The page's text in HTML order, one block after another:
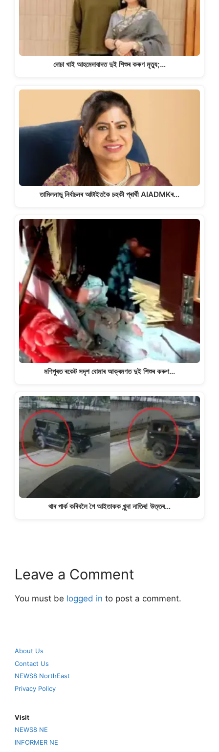
দোচা খাই আহমেদাবাদত দুই শিশুৰ কৰুণ মৃত্যু;…
তামিলনাডু নিৰ্বাচনৰ আটাইতকৈ চহকী প্ৰাৰ্থী AIADMKৰ…
মণিপুৰত ৰকেট সদৃশ বোমাৰ আক্ৰমণত দুই শিশুৰ কৰুণ…
থাৰ পাৰ্ক কৰিবলৈ গৈ আইতাকক খুন্দা নাতিৰ! উত্তৰ…
Leave a Comment
You must be logged in to post a comment.
About Us
Contact Us
NEWS8 NorthEast
Privacy Policy
Visit
NEWS8 NE
INFORMER NE